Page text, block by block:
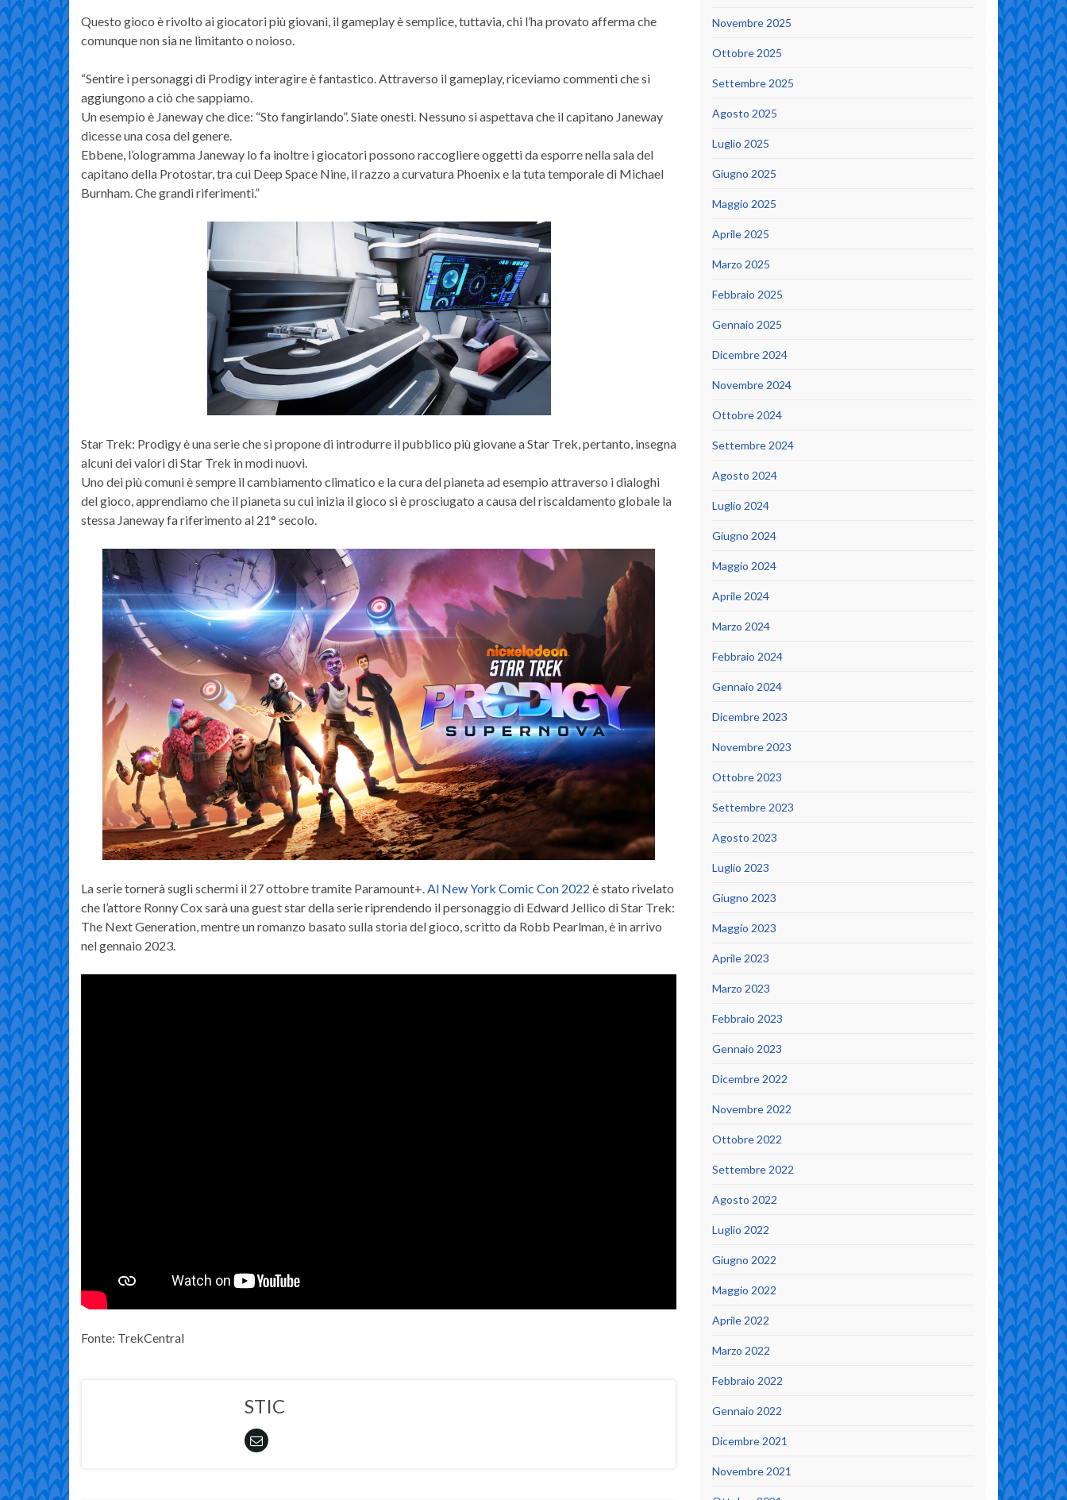
Questo gioco è rivolto ai giocatori più giovani, il gameplay è semplice, tuttavia, chi l’ha provato afferma che
comunque non sia ne limitanto o noioso.
“Sentire i personaggi di Prodigy interagire è fantastico. Attraverso il gameplay, riceviamo commenti che si
aggiungono a ciò che sappiamo.
Un esempio è Janeway che dice: “Sto fangirlando”. Siate onesti. Nessuno si aspettava che il capitano Janeway
dicesse una cosa del genere.
Ebbene, l’ologramma Janeway lo fa inoltre i giocatori possono raccogliere oggetti da esporre nella sala del
capitano della Protostar, tra cui Deep Space Nine, il razzo a curvatura Phoenix e la tuta temporale di Michael
Burnham. Che grandi riferimenti.”
Star Trek: Prodigy è una serie che si propone di introdurre il pubblico più giovane a Star Trek, pertanto, insegna
alcuni dei valori di Star Trek in modi nuovi.
Uno dei più comuni è sempre il cambiamento climatico e la cura del pianeta ad esempio attraverso i dialoghi
del gioco, apprendiamo che il pianeta su cui inizia il gioco si è prosciugato a causa del riscaldamento globale la
stessa Janeway fa riferimento al 21° secolo.
La serie tornerà sugli schermi il 27 ottobre tramite Paramount+.Al New York Comic Con 2022 è stato rivelato
che l’attore Ronny Cox sarà una guest star della serie riprendendo il personaggio di Edward Jellico di Star Trek:
The Next Generation, mentre un romanzo basato sulla storia del gioco, scritto da Robb Pearlman, è in arrivo
nel gennaio 2023.
Fonte: TrekCentral
STIC
Novembre 2025
Ottobre 2025
Settembre 2025
Agosto 2025
Luglio 2025
Giugno 2025
Maggio 2025
Aprile 2025
Marzo 2025
Febbraio 2025
Gennaio 2025
Dicembre 2024
Novembre 2024
Ottobre 2024
Settembre 2024
Agosto 2024
Luglio 2024
Giugno 2024
Maggio 2024
Aprile 2024
Marzo 2024
Febbraio 2024
Gennaio 2024
Dicembre 2023
Novembre 2023
Ottobre 2023
Settembre 2023
Agosto 2023
Luglio 2023
Giugno 2023
Maggio 2023
Aprile 2023
Marzo 2023
Febbraio 2023
Gennaio 2023
Dicembre 2022
Novembre 2022
Ottobre 2022
Settembre 2022
Agosto 2022
Luglio 2022
Giugno 2022
Maggio 2022
Aprile 2022
Marzo 2022
Febbraio 2022
Gennaio 2022
Dicembre 2021
Novembre 2021